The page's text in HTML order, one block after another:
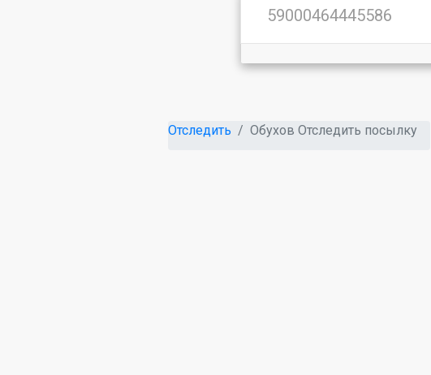
Отследить Обухов Отследить посылку